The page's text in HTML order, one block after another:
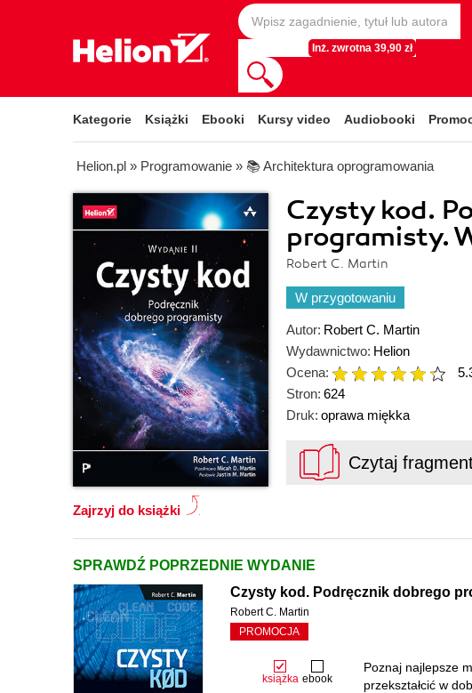
Inż. zwrotna 39,90 zł
Kategorie Książki Ebooki Kursy video Audiobooki
Helion.pl » Programowanie » 📚 Architektura oprogramowania
Czysty kod.
programisty.
Robert C. Martin
W przygotowaniu
Zajrzyj do książki
Autor: Robert C. Martin
Wydawnictwo: Helion
Ocena:
Stron: 624
Druk: oprawa miękka
Czytaj
SPRAWDŹ POPRZEDNIE WYDANIE
Czysty kod. Podręcznik dobrego
Robert C. Martin
PROMOCJA
książka ebook
Poznaj najlepsze
przekształcić w